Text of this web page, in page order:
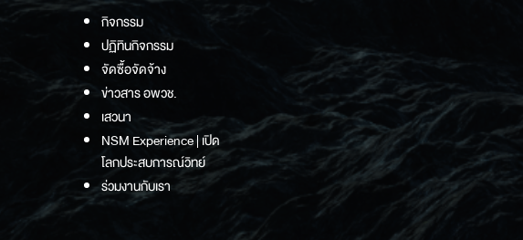
กิจกรรม
ปฏิทินกิจกรรม
จัดซื้อจัดจ้าง
ข่าวสาร อพวช.
เสวนา
NSM Experience | เปิด
โลกประสบการณ์วิทย์
ร่วมงานกับเรา